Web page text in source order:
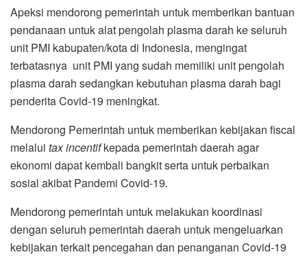
Apeksi mendorong pemerintah untuk memberikan bantuan
pendanaan untuk alat pengolah plasma darah ke seluruh
unit PMI kabupaten/kota di Indonesia, mengingat
terbatasnya unit PMI yang sudah memiliki unit pengolah
plasma darah sedangkan kebutuhan plasma darah bagi
penderita Covid-19 meningkat.
Mendorong Pemerintah untuk memberikan kebijakan fiscal
melalui tax incentifkepada pemerintah daerah agar
ekonomi dapat kembali bangkit serta untuk perbaikan
sosial akibat Pandemi Covid-19.
Mendorong pemerintah untuk melakukan koordinasi
dengan seluruh pemerintah daerah untuk mengeluarkan
kebijakan terkait pencegahan dan penanganan Covid-19